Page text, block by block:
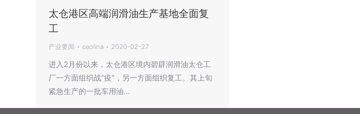
太仓港区高端润滑油生产基地全面复
工
产业要闻 caolina 2020-02-27
进入2月份以来，太仓港区境内碧辟润滑油太仓工
厂一方面组织战“疫”，另一方面组织复工。其上旬
紧急生产的一批车用油…